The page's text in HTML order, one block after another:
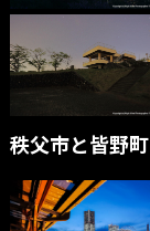
秩父市と皆野